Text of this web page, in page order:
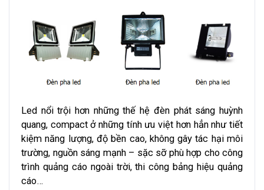
Led nổi trội hơn những thế hệ đèn phát sáng huỳnh
quang, compact ở những tính ưu việt hơn hẳn như tiết
kiệm năng lượng, độ bền cao, không gây tác hại môi
trường, nguồn sáng mạnh – sặc sỡ phù hợp cho công
trình quảng cáo ngoài trời, thi công bảng hiệu quảng
cáo…